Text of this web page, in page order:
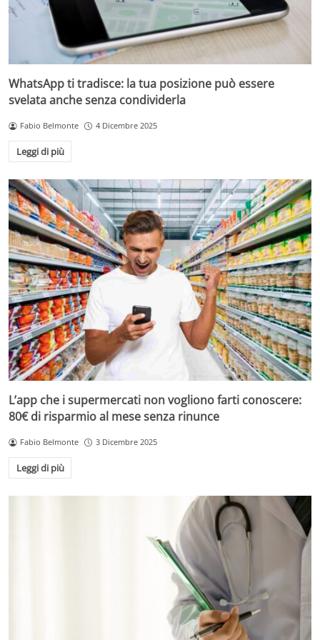
WhatsApp ti tradisce: la tua posizione può essere
svelata anche senza condividerla
Fabio Belmonte 4 Dicembre 2025
Leggi di più
L’app che i supermercati non vogliono farti conoscere:
80€ di risparmio al mese senza rinunce
Fabio Belmonte 3 Dicembre 2025
Leggi di più